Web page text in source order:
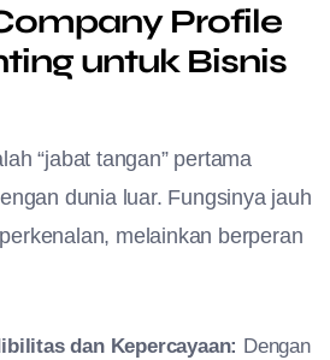
Profile
untuk Bisnis
“jabat tangan” pertama
dunia luar. Fungsinya jauh
melainkan berperan
dan Kepercayaan: Dengan